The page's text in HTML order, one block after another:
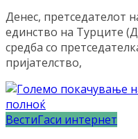
Денес, претседателот
единство на Турците
средба со
пријателство,
ВестиГаси интернет